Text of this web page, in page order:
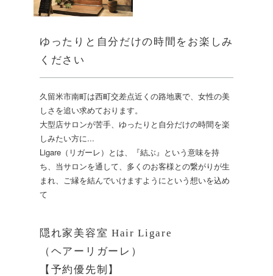
ゆったりと自分だけの時間をお楽しみ
ください
久留米市南町は西町交差点近くの路地裏で、女性の美
しさを追い求めております。
大型店サロンが苦手、ゆったりと自分だけの時間を楽
しみたい方に...
Ligare（リガーレ）とは、『結ぶ』という意味を持
ち、当サロンを通して、多くのお客様との繋がりが生
まれ、ご縁を結んでいけますようにという想いを込め
て
隠れ家美容室 Hair Ligare
（ヘアーリガーレ）
【予約優先制】